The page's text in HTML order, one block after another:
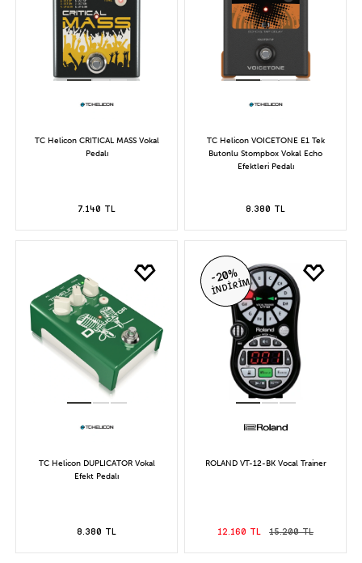
TC Helicon CRITICAL MASS Vokal
Pedalı
7.140 TL
TC Helicon VOICETONE E1 Tek
Butonlu Stompbox Vokal Echo
Efektleri Pedalı
8.380 TL
TC Helicon DUPLICATOR Vokal
Efekt Pedalı
8.380 TL
-20%
İNDİRİM
ROLAND VT-12-BK Vocal Trainer
12.160 TL 15.200 TL